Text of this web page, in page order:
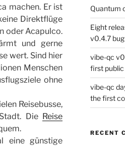
machen. Er ist
Direktflüge
oder Acapulco.
und gerne
wert. Sind hier
Menschen
ohne
Reisebusse,
Die Reise
eine günstige
Quantum
Eight
v0.4.7
vibe-qc
first public
vibe-qc
the first
RECENT